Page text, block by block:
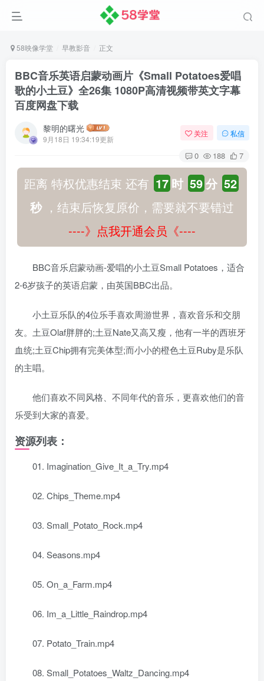
58映像学堂 早教影音 正文
BBC音乐英语启蒙动画片《Small Potatoes爱唱
歌的小土豆》全26集 1080P高清视频带英文字幕
百度网盘下载
黎明的曙光
9月18日 19:34:19更新
关注 私信
0 188 7
距离 特权优惠结束 还有 17 时 59分 52
秒，结束后恢复原价，需要就不要错过
----》点我开通会员《----
BBC音乐启蒙动画-爱唱的小土豆Small Potatoes，适合
2-6岁孩子的英语启蒙，由英国BBC出品。
小土豆乐队的4位乐手喜欢周游世界，喜欢音乐和交朋
友。土豆Olaf胖胖的;土豆Nate又高又瘦，他有一半的西班牙
血统;土豆Chip拥有完美体型;而小小的橙色土豆Ruby是乐队
的主唱。
他们喜欢不同风格、不同年代的音乐，更喜欢他们的音
乐受到大家的喜爱。
资源列表：
01. Imagination_Give_It_a_Try.mp4
02. Chips_Theme.mp4
03. Small_Potato_Rock.mp4
04. Seasons.mp4
05. On_a_Farm.mp4
06. Im_a_Little_Raindrop.mp4
07. Potato_Train.mp4
08. Small_Potatoes_Waltz_Dancing.mp4